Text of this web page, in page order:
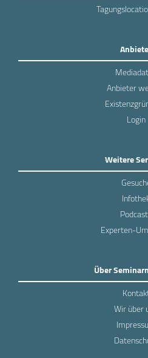
Anbieter
Login
Weitere
Experten-
Über
Wir über